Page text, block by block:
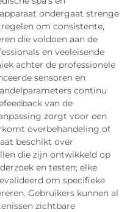
ondergaat strenge
om consistente,
die voldoen aan de
en veeleisende
achter de professionele
sensoren en
continu
van de
zorgt voor een
overbehandeling of
beschikt over
die zijn ontwikkeld op
en testen; elke
om specifieke
Gebruikers kunnen al
zichtbare